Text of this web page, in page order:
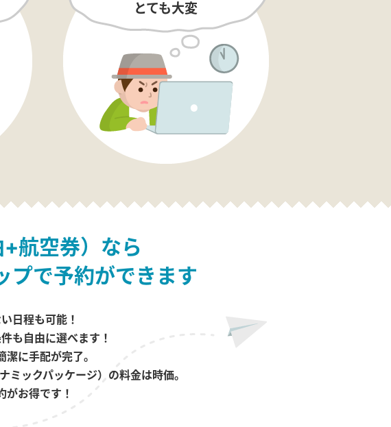
とても大変
航空券）なら
プで予約ができます
日程も可能！
も自由に選べます！
に手配が完了。
ックパッケージ）の料金は時価。
がお得です！